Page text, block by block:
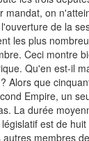
mandat, on
de la
les plus
Ceci montre
Qu'en est-il
Alors que
Empire, un
La durée
est de
membres